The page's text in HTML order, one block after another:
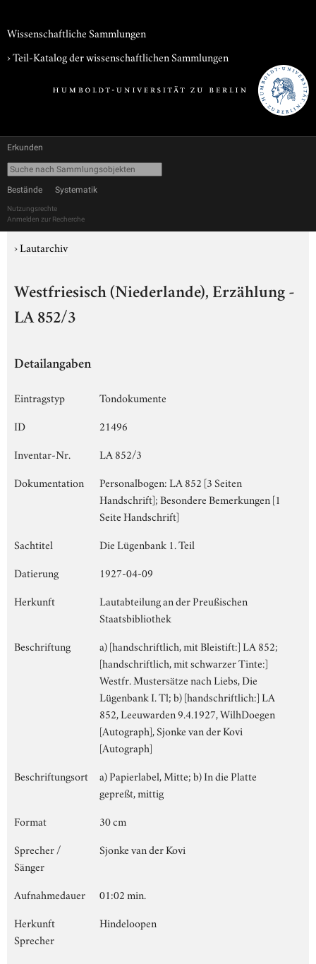
Wissenschaftliche Sammlungen
› Teil-Katalog der wissenschaftlichen Sammlungen
Erkunden
Bestände Systematik
Nutzungsrechte
Anmelden zur Recherche
›Lautarchiv
Westfriesisch (Niederlande), Erzählung -
LA 852/3
Detailangaben
Eintragstyp
Tondokumente
ID
21496
Inventar-Nr.
LA 852/3
Dokumentation
Personalbogen: LA 852 [3 Seiten
Handschrift]; Besondere Bemerkungen [1
Seite Handschrift]
Sachtitel
Die Lügenbank 1. Teil
Datierung
1927-04-09
Herkunft
Lautabteilung an der Preußischen
Staatsbibliothek
Beschriftung
a) [handschriftlich, mit Bleistift:] LA 852;
[handschriftlich, mit schwarzer Tinte:]
Westfr. Mustersätze nach Liebs, Die
Lügenbank I. Tl; b) [handschriftlich:] LA
852, Leeuwarden 9.4.1927, WilhDoegen
[Autograph], Sjonke van der Kovi
[Autograph]
Beschriftungsort
a) Papierlabel, Mitte; b) In die Platte
gepreßt, mittig
Format
30 cm
Sprecher /
Sänger
Sjonke van der Kovi
Aufnahmedauer
01:02 min.
Herkunft
Sprecher
Hindeloopen